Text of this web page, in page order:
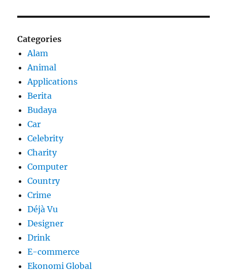
Categories
Alam
Animal
Applications
Berita
Budaya
Car
Celebrity
Charity
Computer
Country
Crime
Déjà Vu
Designer
Drink
E-commerce
Ekonomi Global